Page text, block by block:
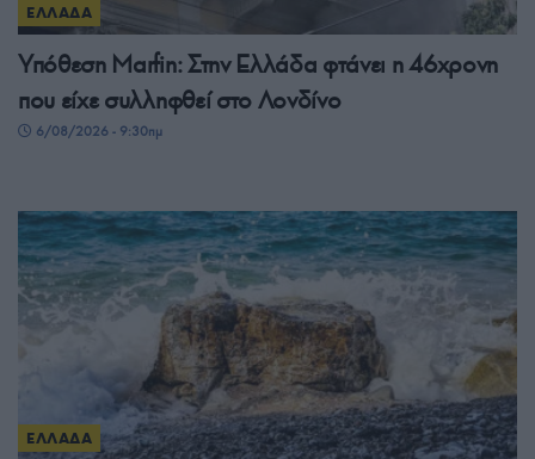
ΕΛΛΑΔΑ
Υπόθεση Μarfin: Στην Ελλάδα φτάνει η 46χρονη
που είχε συλληφθεί στο Λονδίνο
6/08/2026 - 9:30πμ
ΕΛΛΑΔΑ